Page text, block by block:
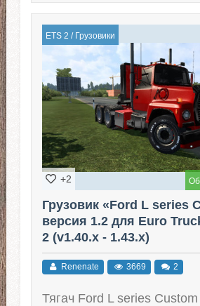
ETS 2 / Грузовики
+2
Грузовик «Ford L series
версия 1.2 для Euro
2 (v1.40.x - 1.43.x)
Renenate 3669 2
Тягач Ford L series